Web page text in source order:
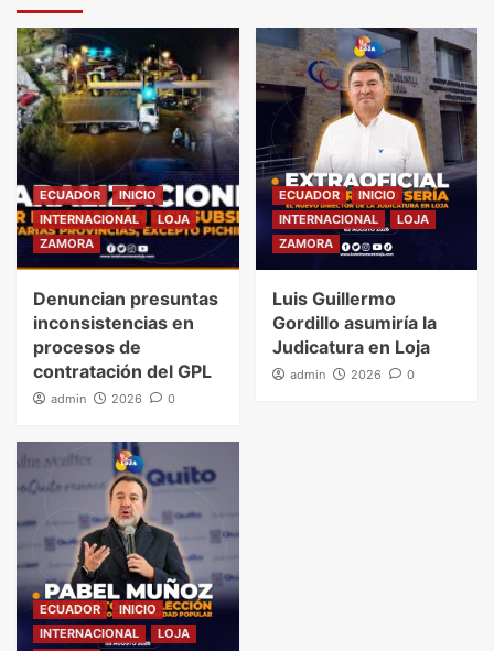
ECUADOR
INICIO
INTERNACIONAL
LOJA
ZAMORA
Denuncian presuntas
inconsistencias en
procesos de
contratación del GPL
admin 2026 0
ECUADOR
INICIO
INTERNACIONAL
LOJA
ZAMORA
Luis Guillermo
Gordillo asumiría la
Judicatura en Loja
admin 2026 0
ECUADOR
INICIO
INTERNACIONAL
LOJA